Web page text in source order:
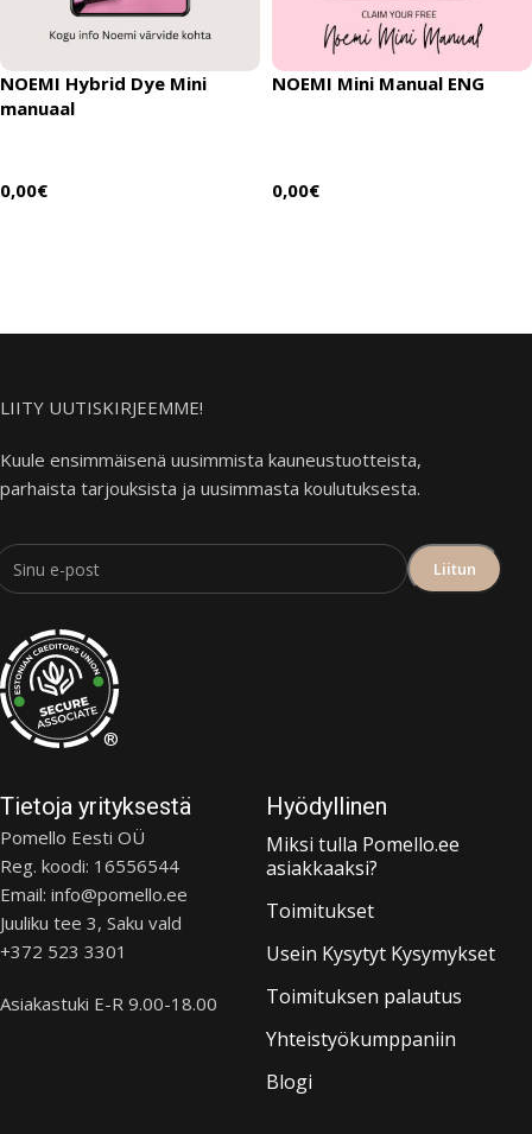
NOEMI Hybrid Dye Mini
manuaal
0,00€
NOEMI Mini Manual ENG
0,00€
LIITY UUTISKIRJEEMME!
Kuule ensimmäisenä uusimmista kauneustuotteista,
parhaista tarjouksista ja uusimmasta koulutuksesta.
®
Tietoja yrityksestä
Pomello Eesti OÜ
Reg. koodi: 16556544
Email: info@pomello.ee
Juuliku tee 3, Saku vald
+372 523 3301
Asiakastuki E-R 9.00-18.00
Hyödyllinen
Miksi tulla Pomello.ee
asiakkaaksi?
Toimitukset
Usein Kysytyt Kysymykset
Toimituksen palautus
Yhteistyökumppaniin
Blogi